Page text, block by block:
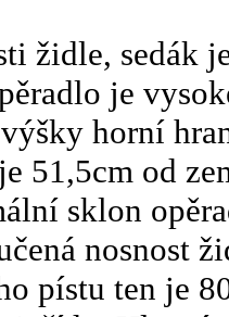
židle, sedák
je
horní
51,5cm od
sklon
nosnost
pístu ten je